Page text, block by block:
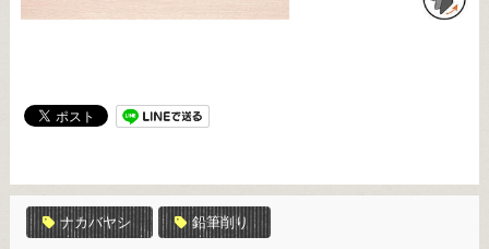
ナカバヤシ 鉛筆削り